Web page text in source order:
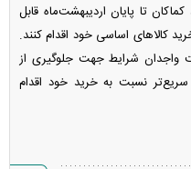
تا پایان اردیبهشت‌ماه قابل
کالا‌های اساسی خود اقدام کنند.
واجدان شرایط جهت جلوگیری از
نسبت به خرید خود اقدام